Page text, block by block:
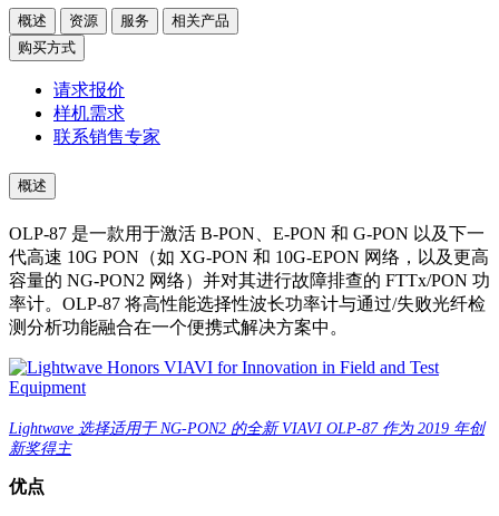
概述 资源 服务
相关产品
购买方式
请求报价
样机需求
联系销售专家
概述
OLP-87 是一款用于激活 B-PON、E-PON 和 G-PON 以及下一
代高速 10G PON（如 XG-PON 和 10G-EPON 网络，以及更高
容量的 NG-PON2 网络）并对其进行故障排查的 FTTx/PON 功
率计。OLP-87 将高性能选择性波长功率计与通过/失败光纤检
测分析功能融合在一个便携式解决方案中。
Lightwave 选择适用于 NG-PON2 的全新 VIAVI OLP-87 作为 2019 年创
新奖得主
优点